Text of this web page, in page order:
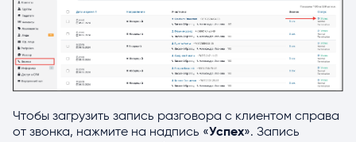
Чтобы загрузить запись разговора с клиентом справа
от звонка, нажмите на надпись «Успех». Запись